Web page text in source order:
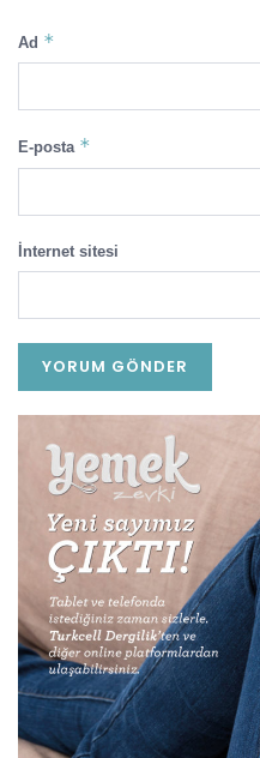
Ad *
E-posta *
İnternet sitesi